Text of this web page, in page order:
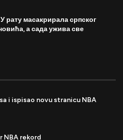
масакрирала српског
а сада ужива све
i ispisao novu stranicu NBA
NBA rekord